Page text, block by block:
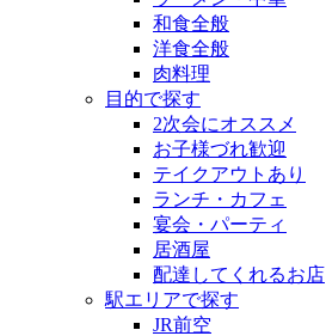
和食全般
洋食全般
肉料理
目的で探す
2次会にオススメ
お子様づれ歓迎
テイクアウトあり
ランチ・カフェ
宴会・パーティ
居酒屋
配達してくれるお店
駅エリアで探す
JR前空